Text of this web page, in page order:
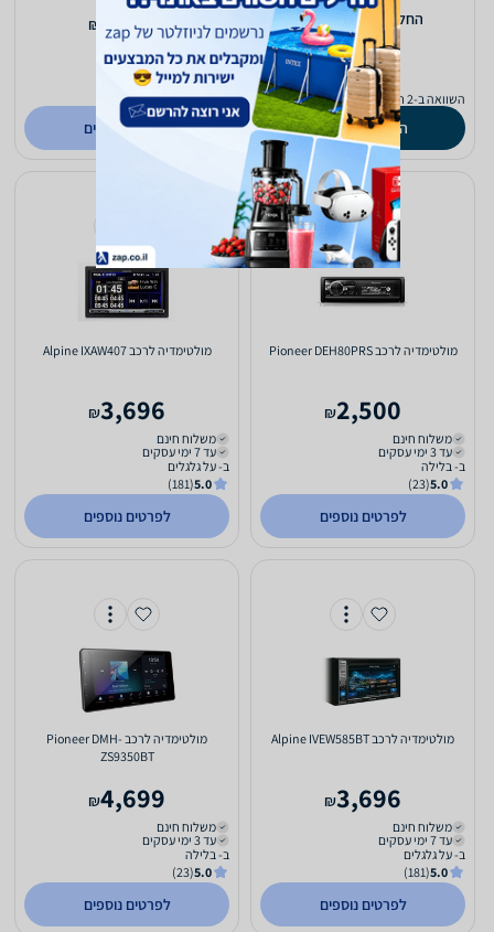
‫החל מ-3,590
₪
השוואה ב-2 חנויות
השוואת מחירים
2,490
₪
משלוח חינם
עד 3 ימי עסקים
ב- בלילה
5.0
(23)
לפרטים נוספים
מולטימדיה לרכב Pioneer DEH80PRS
2,500
₪
משלוח חינם
עד 3 ימי עסקים
ב- בלילה
5.0
(23)
לפרטים נוספים
מולטימדיה לרכב Alpine IXAW407
3,696
₪
משלוח חינם
עד 7 ימי עסקים
ב- על גלגלים
5.0
(181)
לפרטים נוספים
מולטימדיה לרכב Alpine IVEW585BT
3,696
₪
משלוח חינם
עד 7 ימי עסקים
ב- על גלגלים
5.0
(181)
לפרטים נוספים
מולטימדיה לרכב Pioneer DMH-
ZS9350BT
4,699
₪
משלוח חינם
עד 3 ימי עסקים
ב- בלילה
5.0
(23)
לפרטים נוספים